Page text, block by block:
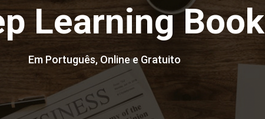
Learning Book
Em Português, Online e Gratuito